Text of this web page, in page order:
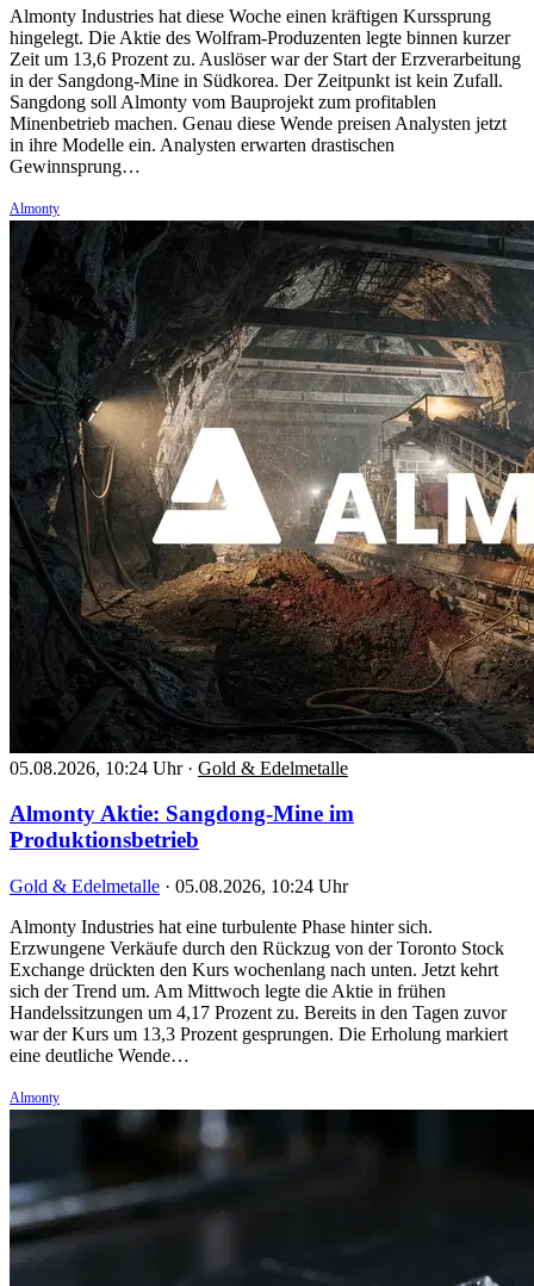
Almonty Industries hat diese Woche einen kräftigen Kurssprung
hingelegt. Die Aktie des Wolfram-Produzenten legte binnen kurzer
Zeit um 13,6 Prozent zu. Auslöser war der Start der Erzverarbeitung
in der Sangdong-Mine in Südkorea. Der Zeitpunkt ist kein Zufall.
Sangdong soll Almonty vom Bauprojekt zum profitablen
Minenbetrieb machen. Genau diese Wende preisen Analysten jetzt
in ihre Modelle ein. Analysten erwarten drastischen
Gewinnsprung…
Almonty
05.08.2026, 10:24 Uhr · Gold & Edelmetalle
Almonty Aktie: Sangdong-Mine im
Produktionsbetrieb
Gold & Edelmetalle · 05.08.2026, 10:24 Uhr
Almonty Industries hat eine turbulente Phase hinter sich.
Erzwungene Verkäufe durch den Rückzug von der Toronto Stock
Exchange drückten den Kurs wochenlang nach unten. Jetzt kehrt
sich der Trend um. Am Mittwoch legte die Aktie in frühen
Handelssitzungen um 4,17 Prozent zu. Bereits in den Tagen zuvor
war der Kurs um 13,3 Prozent gesprungen. Die Erholung markiert
eine deutliche Wende…
Almonty